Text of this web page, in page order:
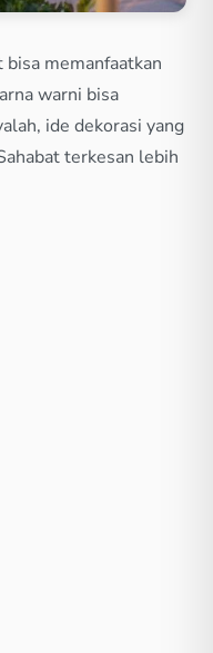
memanfaatkan
warni bisa
ide dekorasi yang
terkesan lebih